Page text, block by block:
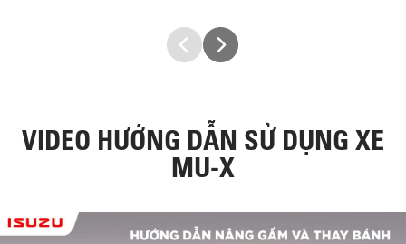
VIDEO HƯỚNG DẪN SỬ DỤNG XE
MU-X